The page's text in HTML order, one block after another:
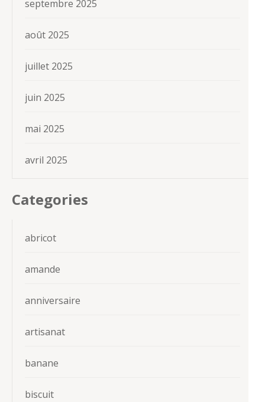
septembre 2025
août 2025
juillet 2025
juin 2025
mai 2025
avril 2025
Categories
abricot
amande
anniversaire
artisanat
banane
biscuit